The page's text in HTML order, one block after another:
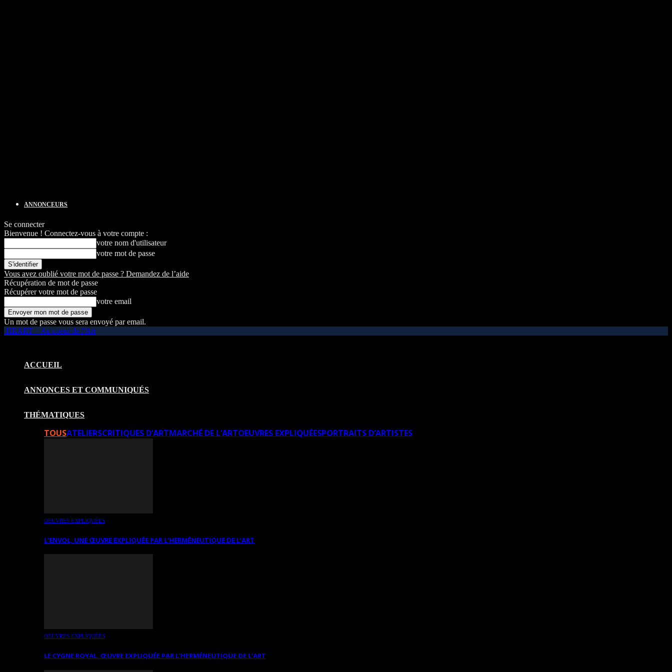
ANNONCEURS
Se connecter
Bienvenue ! Connectez-vous à votre compte :
votre nom d'utilisateur
votre mot de passe
Vous avez oublié votre mot de passe ? Demandez de l’aide
Récupération de mot de passe
Récupérer votre mot de passe
votre email
Un mot de passe vous sera envoyé par email.
HEART – Au coeur de l'Art
ACCUEIL
ANNONCES ET COMMUNIQUÉS
THÉMATIQUES
TOUSATELIERSCRITIQUES D’ARTMARCHÉ DE L’ARTOEUVRES EXPLIQUÉESPORTRAITS D’ARTISTES
OEUVRES EXPLIQUÉES
L’ENVOL, UNE ŒUVRE EXPLIQUÉE PAR L’HERMÉNEUTIQUE DE L’ART
OEUVRES EXPLIQUÉES
LE CYGNE ROYAL. ŒUVRE EXPLIQUÉE PAR L’HERMÉNEUTIQUE DE L’ART